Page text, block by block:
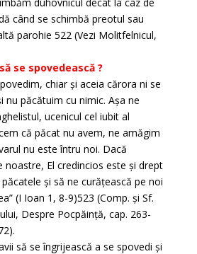
când se schimbă preotul sau
parohie 522 (Vezi Molitfelnicul,
se spovedească ?
chiar și aceia cărora ni se
nu păcătuim cu nimic. Așa ne
ucenicul cel iubit al
că păcat nu avem, ne amăgim
nu este întru noi. Dacă
noastre, El credincios este și drept
și să ne curățească pe noi
(I Ioan 1, 8-9)523 (Comp. și Sf.
Despre Pocpăință, cap. 263-
să se îngrijească a se spovedi și